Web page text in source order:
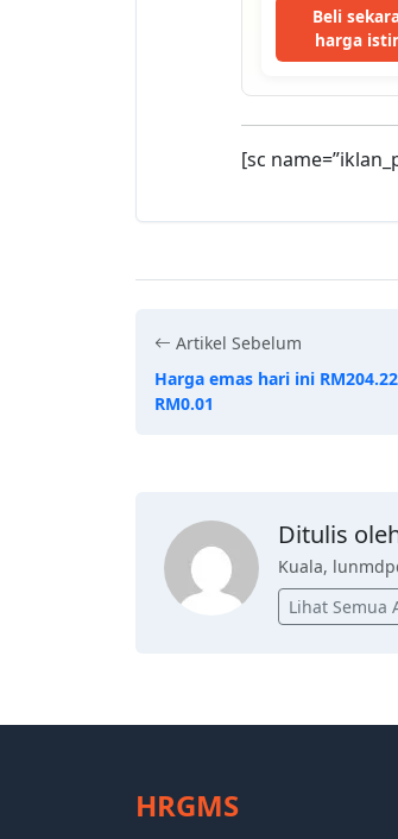
Beli
harga
[sc
Artikel Sebelum
Harga emas hari ini
RM0.01
Ditulis
Kuala,
Lihat Semua
HRGMS